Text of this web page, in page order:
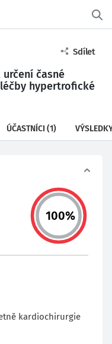
Sdílet
časné
hypertrofické
ÚČASTNÍCI (1)
100%
kardiochirurgie